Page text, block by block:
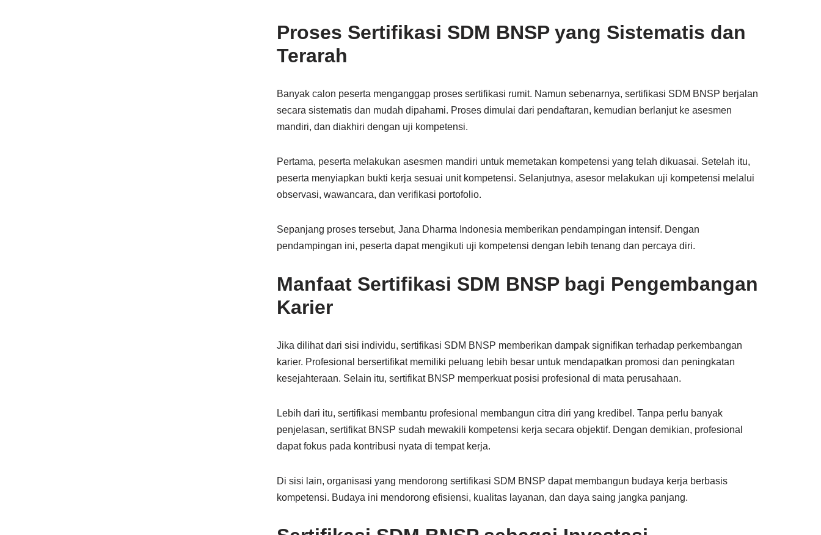
Proses Sertifikasi SDM BNSP yang Sistematis dan
Terarah
Banyak calon peserta menganggap proses sertifikasi rumit. Namun sebenarnya, sertifikasi SDM BNSP berjalan
secara sistematis dan mudah dipahami. Proses dimulai dari pendaftaran, kemudian berlanjut ke asesmen
mandiri, dan diakhiri dengan uji kompetensi.
Pertama, peserta melakukan asesmen mandiri untuk memetakan kompetensi yang telah dikuasai. Setelah itu,
peserta menyiapkan bukti kerja sesuai unit kompetensi. Selanjutnya, asesor melakukan uji kompetensi melalui
observasi, wawancara, dan verifikasi portofolio.
Sepanjang proses tersebut, Jana Dharma Indonesia memberikan pendampingan intensif. Dengan
pendampingan ini, peserta dapat mengikuti uji kompetensi dengan lebih tenang dan percaya diri.
Manfaat Sertifikasi SDM BNSP bagi Pengembangan
Karier
Jika dilihat dari sisi individu, sertifikasi SDM BNSP memberikan dampak signifikan terhadap perkembangan
karier. Profesional bersertifikat memiliki peluang lebih besar untuk mendapatkan promosi dan peningkatan
kesejahteraan. Selain itu, sertifikat BNSP memperkuat posisi profesional di mata perusahaan.
Lebih dari itu, sertifikasi membantu profesional membangun citra diri yang kredibel. Tanpa perlu banyak
penjelasan, sertifikat BNSP sudah mewakili kompetensi kerja secara objektif. Dengan demikian, profesional
dapat fokus pada kontribusi nyata di tempat kerja.
Di sisi lain, organisasi yang mendorong sertifikasi SDM BNSP dapat membangun budaya kerja berbasis
kompetensi. Budaya ini mendorong efisiensi, kualitas layanan, dan daya saing jangka panjang.